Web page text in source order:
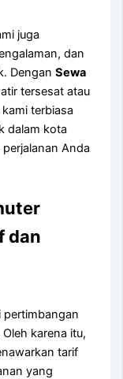
juga
dan
DenganSewa
tersesat atau
terbiasa
dalam kota
Anda
dan
pertimbangan
karena itu,
tarif
yang